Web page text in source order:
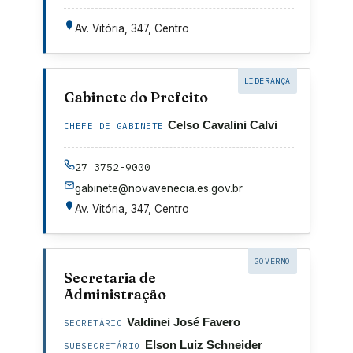
Av. Vitória, 347, Centro
LIDERANÇA
Gabinete do Prefeito
CHEFE DE GABINETE Celso Cavalini Calvi
27 3752-9000
gabinete@novavenecia.es.gov.br
Av. Vitória, 347, Centro
GOVERNO
Secretaria de
Administração
SECRETÁRIO Valdinei José Favero
SUBSECRETÁRIO Elson Luiz Schneider